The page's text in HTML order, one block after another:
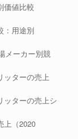
価値比較
：用途別
メーカー別競
ッターの売上
ッターの売上シ
上（2020